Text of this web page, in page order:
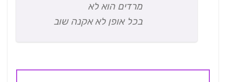
מרדים הוא לא
בכל אופן לא אקנה שוב